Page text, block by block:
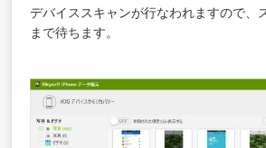
デバイススキャンが行なわれますので、
まで待ちます。